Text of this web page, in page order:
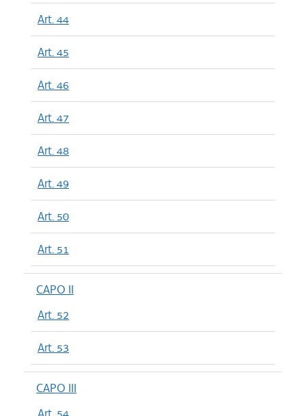
Art. 44
Art. 45
Art. 46
Art. 47
Art. 48
Art. 49
Art. 50
Art. 51
CAPO II
Art. 52
Art. 53
CAPO III